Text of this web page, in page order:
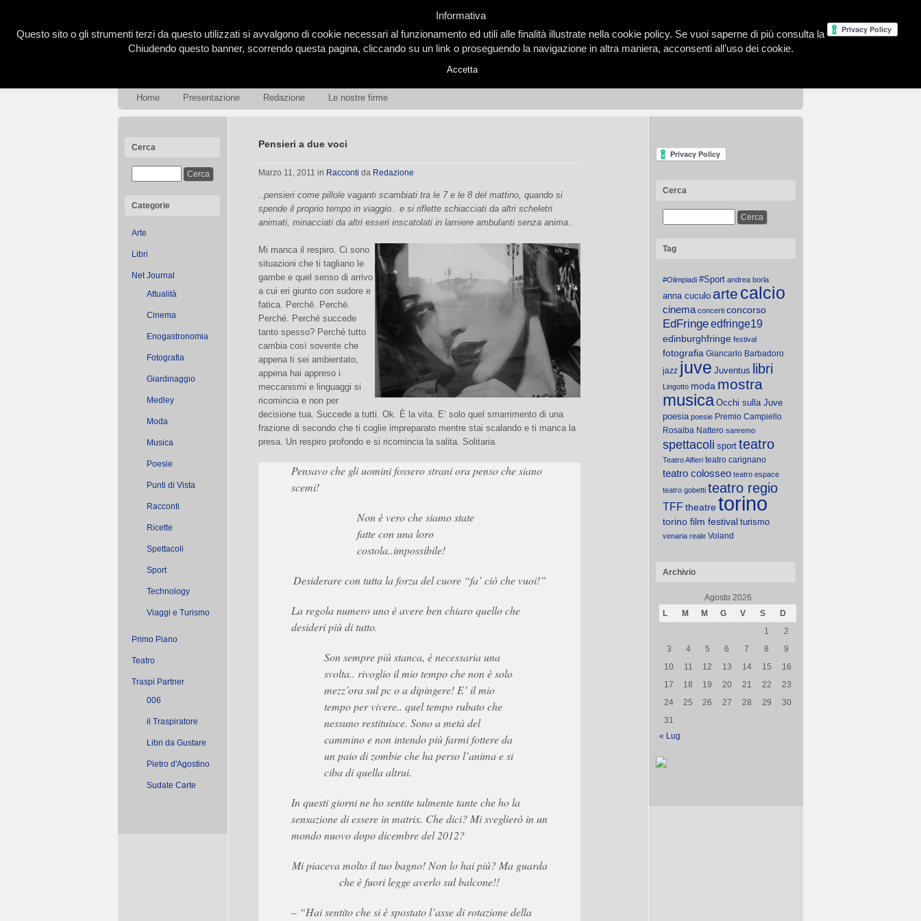
Home Presentazione Redazione Le nostre firme
Cerca
Categorie
Arte
Libri
Net Journal
Attualità
Cinema
Enogastronomia
Fotografia
Giardinaggio
Medley
Moda
Musica
Poesie
Punti di Vista
Racconti
Ricette
Spettacoli
Sport
Technology
Viaggi e Turismo
Primo Piano
Teatro
Traspi Partner
006
il Traspiratore
Libri da Gustare
Pietro d'Agostino
Sudate Carte
Pensieri a due voci
Marzo 11, 2011 in Racconti da Redazione
..pensieri come pillole vaganti scambiati tra le 7 e le 8 del mattino, quando si
spende il proprio tempo in viaggio.. e si riflette schiacciati da altri scheletri
animati, minacciati da altri esseri inscatolati in lamiere ambulanti senza anima..
Mi manca il respiro. Ci sono
situazioni che ti tagliano le
gambe e quel senso di arrivo
a cui eri giunto con sudore e
fatica. Perché. Perché.
Perché. Perché succede
tanto spesso? Perché tutto
cambia così sovente che
appena ti sei ambientato,
appena hai appreso i
meccanismi e linguaggi si
ricomincia e non per
decisione tua. Succede a tutti. Ok. È la vita. E’ solo quel smarrimento di una
frazione di secondo che ti coglie impreparato mentre stai scalando e ti manca la
presa. Un respiro profondo e si ricomincia la salita. Solitaria.
Pensavo che gli uomini fossero strani ora penso che siano
scemi!
Non è vero che siamo state
fatte con una loro
costola..impossibile!
Desiderare con tutta la forza del cuore “fa’ ciò che vuoi!”
La regola numero uno è avere ben chiaro quello che
desideri più di tutto.
Son sempre più stanca, è necessaria una
svolta.. rivoglio il mio tempo che non è solo
mezz’ora sul pc o a dipingere! E’ il mio
tempo per vivere.. quel tempo rubato che
nessuno restituisce. Sono a metà del
cammino e non intendo più farmi fottere da
un paio di zombie che ha perso l’anima e si
ciba di quella altrui.
In questi giorni ne ho sentite talmente tante che ho la
sensazione di essere in matrix. Che dici? Mi sveglierò in un
mondo nuovo dopo dicembre del 2012?
Mi piaceva molto il tuo bagno! Non lo hai più? Ma guarda
che è fuori legge averlo sul balcone!!
– “Hai sentito che si è spostato l’asse di rotazione della
Cerca
Tag
#Olimpiadi #Sport andrea borla
anna cuculo arte calcio
cinema concerti concorso
EdFringeedfringe19
edinburghfringe festival
fotografia Giancarlo Barbadoro
jazz juve Juventus libri
Lingotto moda mostra
musica Occhi sulla Juve
poesia poesie Premio Campiello
Rosalba Nattero sanremo
spettacoli sport teatro
Teatro Alfieri teatro carignano
teatro colosseo teatro espace
teatro gobetti teatro regio
TFFtheatretorino
torino film festival turismo
venaria reale Voland
Archivio
Agosto 2026
L
M M G V S
D
1
2
3
4 5 6 7 8
9
10
11 12 13 14 15
16
17
18 19 20 21 22
23
24
25 26 27 28 29
30
31
« Lug
Informativa
Questo sito o gli strumenti terzi da questo utilizzati si avvalgono di cookie necessari al funzionamento ed utili alle finalità illustrate nella cookie policy. Se vuoi saperne di più consulta la
Chiudendo questo banner, scorrendo questa pagina, cliccando su un link o proseguendo la navigazione in altra maniera, acconsenti all’uso dei cookie.
Accetta